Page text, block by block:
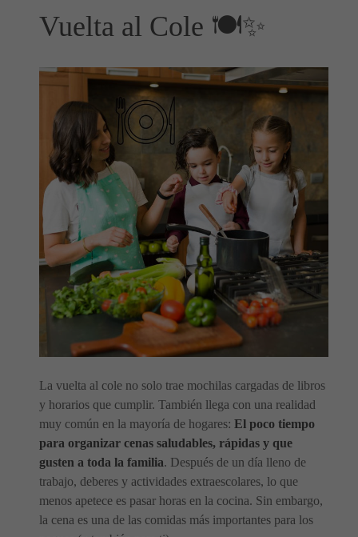
Vuelta al Cole 🍽️✨
La vuelta al cole no solo trae mochilas cargadas de libros
y horarios que cumplir. También llega con una realidad
muy común en la mayoría de hogares: El poco tiempo
para organizar cenas saludables, rápidas y que
gusten a toda la familia. Después de un día lleno de
trabajo, deberes y actividades extraescolares, lo que
menos apetece es pasar horas en la cocina. Sin embargo,
la cena es una de las comidas más importantes para los